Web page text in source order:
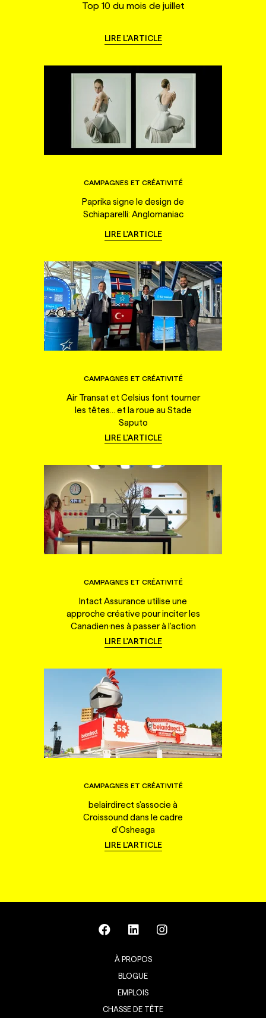
Top 10 du mois de juillet
LIRE L'ARTICLE
CAMPAGNES ET CRÉATIVITÉ
Paprika signe le design de
Schiaparelli: Anglomaniac
LIRE L'ARTICLE
CAMPAGNES ET CRÉATIVITÉ
Air Transat et Celsius font tourner
les têtes... et la roue au Stade
Saputo
LIRE L'ARTICLE
CAMPAGNES ET CRÉATIVITÉ
Intact Assurance utilise une
approche créative pour inciter les
Canadien·nes à passer à l'action
LIRE L'ARTICLE
CAMPAGNES ET CRÉATIVITÉ
belairdirect s'associe à
Croissound dans le cadre
d'Osheaga
LIRE L'ARTICLE
À PROPOS
BLOGUE
EMPLOIS
CHASSE DE TÊTE